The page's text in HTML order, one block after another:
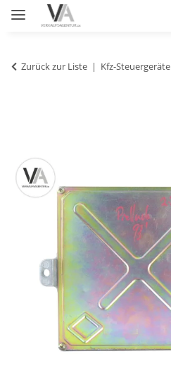
Zurück zur Liste Kfz-Steuergeräte